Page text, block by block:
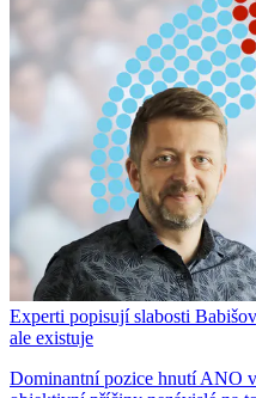
Experti popisují slabosti
ale existuje
Dominantní pozice hnutí ANO